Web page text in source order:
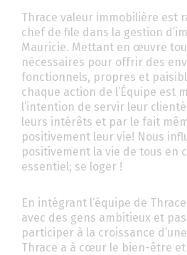
Thrace valeur immobilière est
chef de file dans la gestion
Mauricie. Mettant en œuvre
nécessaires pour offrir des
fonctionnels, propres et
chaque action de l’Équipe est
l’intention de servir leur
leurs intérêts et par le fait
positivement leur vie! Nous
positivement la vie de tous en
essentiel; se loger !
En intégrant l’équipe de
avec des gens ambitieux et
participer à la croissance
Thrace a à cœur le bien-être